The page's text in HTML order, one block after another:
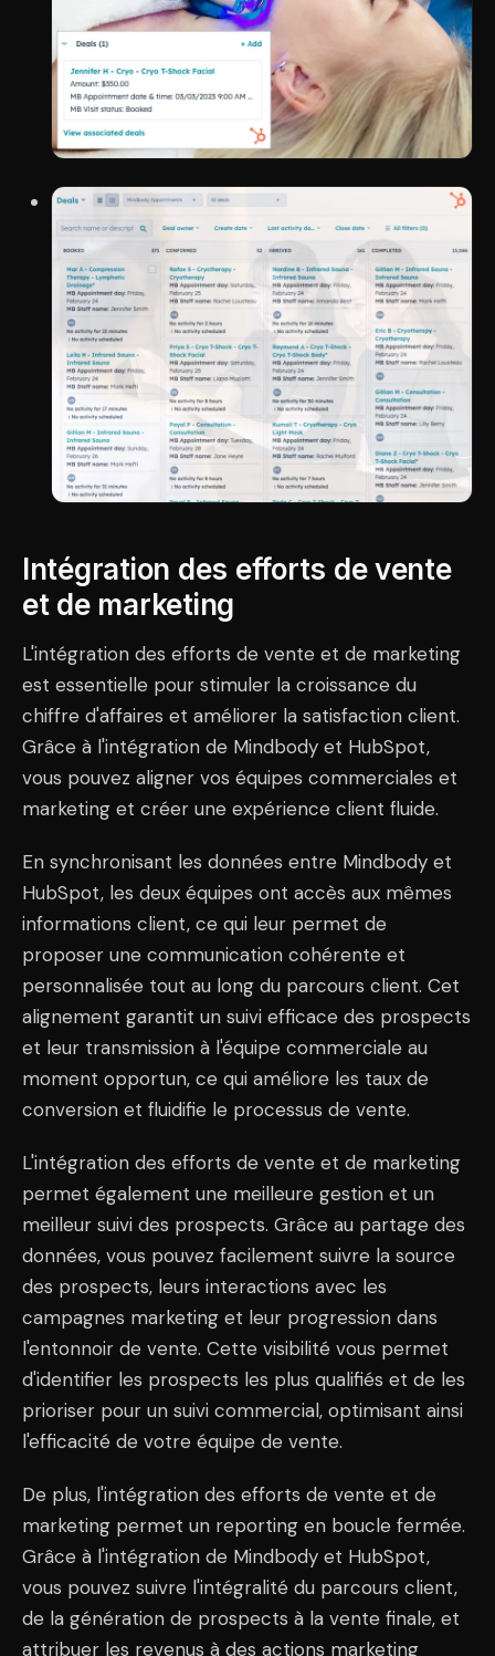
Intégration des efforts de vente
et de marketing
L'intégration des efforts de vente et de marketing
est essentielle pour stimuler la croissance du
chiffre d'affaires et améliorer la satisfaction client.
Grâce à l'intégration de Mindbody et HubSpot,
vous pouvez aligner vos équipes commerciales et
marketing et créer une expérience client fluide.
En synchronisant les données entre Mindbody et
HubSpot, les deux équipes ont accès aux mêmes
informations client, ce qui leur permet de
proposer une communication cohérente et
personnalisée tout au long du parcours client. Cet
alignement garantit un suivi efficace des prospects
et leur transmission à l'équipe commerciale au
moment opportun, ce qui améliore les taux de
conversion et fluidifie le processus de vente.
L'intégration des efforts de vente et de marketing
permet également une meilleure gestion et un
meilleur suivi des prospects. Grâce au partage des
données, vous pouvez facilement suivre la source
des prospects, leurs interactions avec les
campagnes marketing et leur progression dans
l'entonnoir de vente. Cette visibilité vous permet
d'identifier les prospects les plus qualifiés et de les
prioriser pour un suivi commercial, optimisant ainsi
l'efficacité de votre équipe de vente.
De plus, l'intégration des efforts de vente et de
marketing permet un reporting en boucle fermée.
Grâce à l'intégration de Mindbody et HubSpot,
vous pouvez suivre l'intégralité du parcours client,
de la génération de prospects à la vente finale, et
attribuer les revenus à des actions marketing